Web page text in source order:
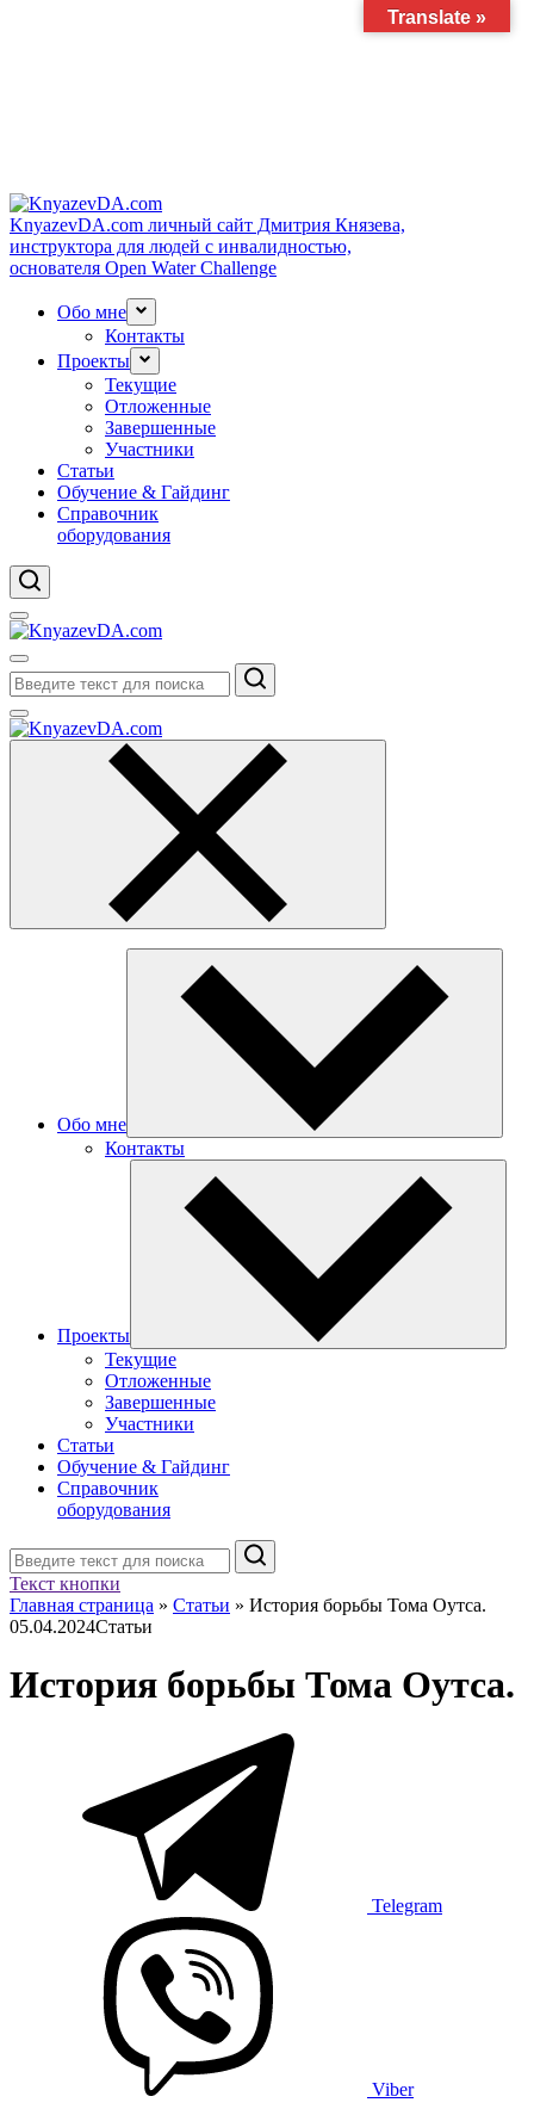
KnyazevDA.com личный сайт Дмитрия Князева,
инструктора для людей с инвалидностью,
основателя Open Water Challenge
Обо мне
Контакты
Проекты
Текущие
Отложенные
Завершенные
Участники
Статьи
Обучение & Гайдинг
Справочник
оборудования
Поиск
Обо мне
Контакты
Проекты
Текущие
Отложенные
Завершенные
Участники
Статьи
Обучение & Гайдинг
Справочник
оборудования
Поиск
Текст кнопки
Главная страница » Статьи » История борьбы Тома Оутса.
05.04.2024Статьи
История борьбы Тома Оутса.
Telegram
Viber
Translate »